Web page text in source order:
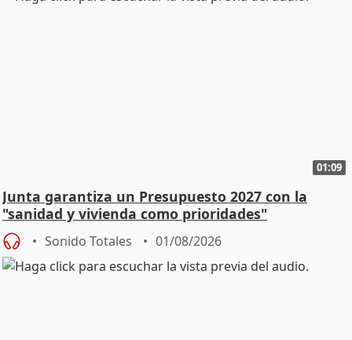
01:09
Junta garantiza un Presupuesto 2027 con la
"sanidad y vivienda como prioridades"
Sonido Totales 01/08/2026